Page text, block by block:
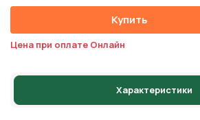
Купить
Цена при оплате Онлайн
Характеристики